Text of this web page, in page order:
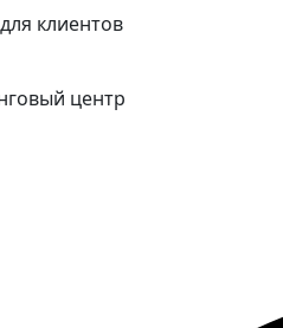
клиентов
центр